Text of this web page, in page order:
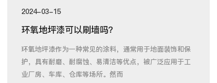
2024-03-15
环氧地坪漆可以刷墙吗？
环氧地坪漆作为一种常见的涂料，通常用于地面装饰和保
护，具有耐磨、耐腐蚀、易清洁等优点，被广泛应用于工
业厂房、车库、仓库等场所。然而